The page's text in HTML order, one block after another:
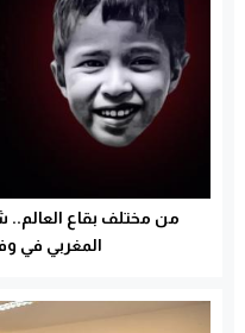
من مختلف بقاع
المغربي في